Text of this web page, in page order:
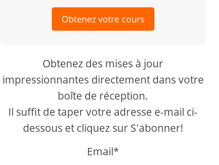
Obtenez votre cours
Obtenez des mises à jour
impressionnantes directement dans votre
boîte de réception.
Il suffit de taper votre adresse e-mail ci-
dessous et cliquez sur S'abonner!
Email*